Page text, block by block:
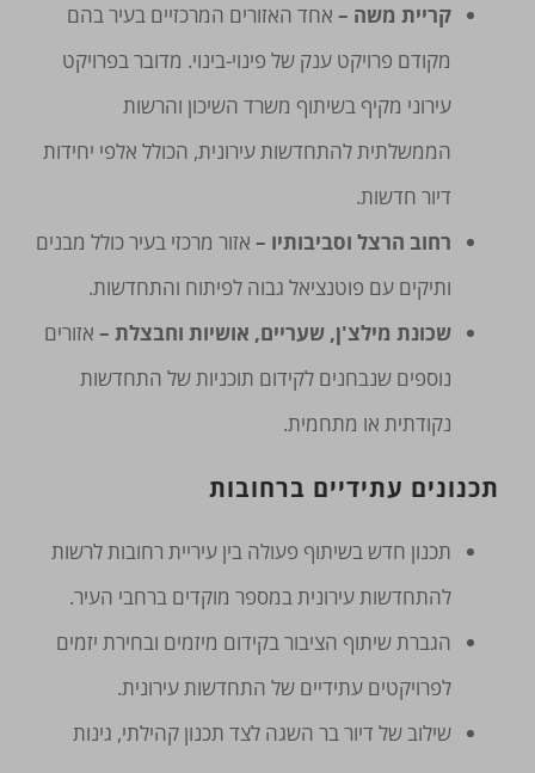
קריית משה – אחד האזורים המרכזיים בעיר בהם
מקודם פרויקט ענק של פינוי-בינוי. מדובר בפרויקט
עירוני מקיף בשיתוף משרד השיכון והרשות
הממשלתית להתחדשות עירונית, הכולל אלפי יחידות
דיור חדשות.
רחוב הרצל וסביבותיו – אזור מרכזי בעיר כולל מבנים
ותיקים עם פוטנציאל גבוה לפיתוח והתחדשות.
שכונת מילצ'ן, שעריים, אושיות וחבצלת – אזורים
נוספים שנבחנים לקידום תוכניות של התחדשות
נקודתית או מתחמית.
תכנונים עתידיים ברחובות
תכנון חדש בשיתוף פעולה בין עיריית רחובות לרשות
להתחדשות עירונית במספר מוקדים ברחבי העיר.
הגברת שיתוף הציבור בקידום מיזמים ובחירת יזמים
לפרויקטים עתידיים של התחדשות עירונית.
שילוב של דיור בר השגה לצד תכנון קהילתי, גינות